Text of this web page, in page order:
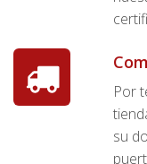
Por
su